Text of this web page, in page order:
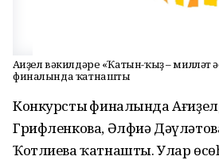
Ағиҙел вәкилдәре «Ҡатын-ҡыҙ – милләт
финалында ҡатнашты
Конкурстың финалында
Грифленкова, Әлфиә
Ҡотлиева ҡатнашты. Улар